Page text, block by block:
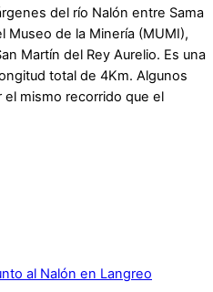
del río Nalón entre Sama
Museo de la Minería (MUMI),
Martín del Rey Aurelio. Es una
total de 4Km. Algunos
mismo recorrido que el